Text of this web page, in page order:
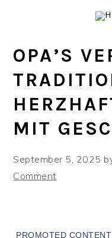
navigation
content
sidebar
OPA’S
MIT
September 5, 2025
Comment